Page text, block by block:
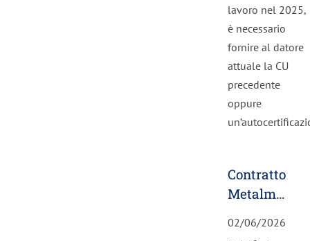
lavoro nel 2025,
è necessario
fornire al datore
attuale la CU
precedente
oppure
Contratto
l’aumento
02/06/2026